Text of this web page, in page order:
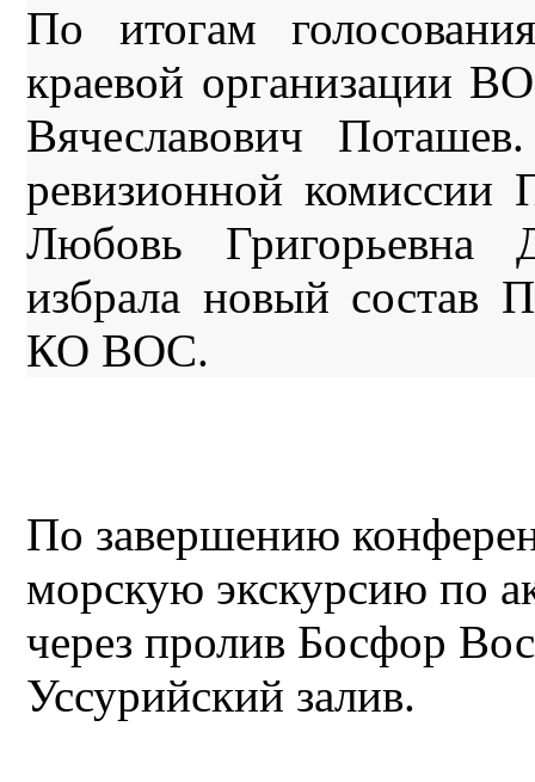
По итогам
краевой организации
Вячеславович
ревизионной
Любовь Григорьевна
избрала новый состав
КО ВОС.
По завершению
морскую экскурсию по
через пролив Босфор
Уссурийский залив.